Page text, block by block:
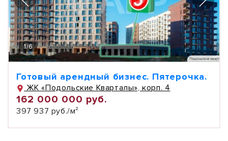
1/6
Готовый арендный бизнес. Пятерочка.
ЖК «Подольские Кварталы», корп. 4
162 000 000 руб.
397 937 руб./м²